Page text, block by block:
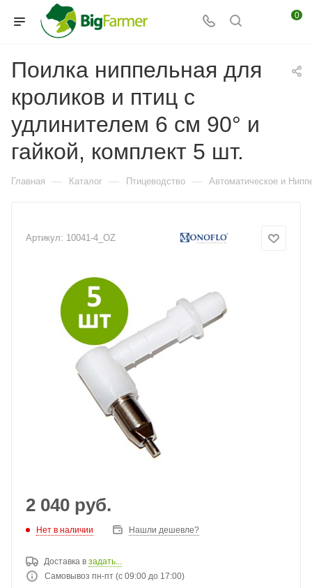
0
Поилка ниппельная для
кроликов и птиц с
удлинителем 6 см 90° и
гайкой, комплект 5 шт.
Главная — Каталог — Птицеводство — Автоматическое и
Артикул: 10041-4_OZ
2 040 руб.
Нет в наличии Нашли дешевле?
Доставка в задать...
Самовывоз пн-пт (с 09:00 до 17:00)